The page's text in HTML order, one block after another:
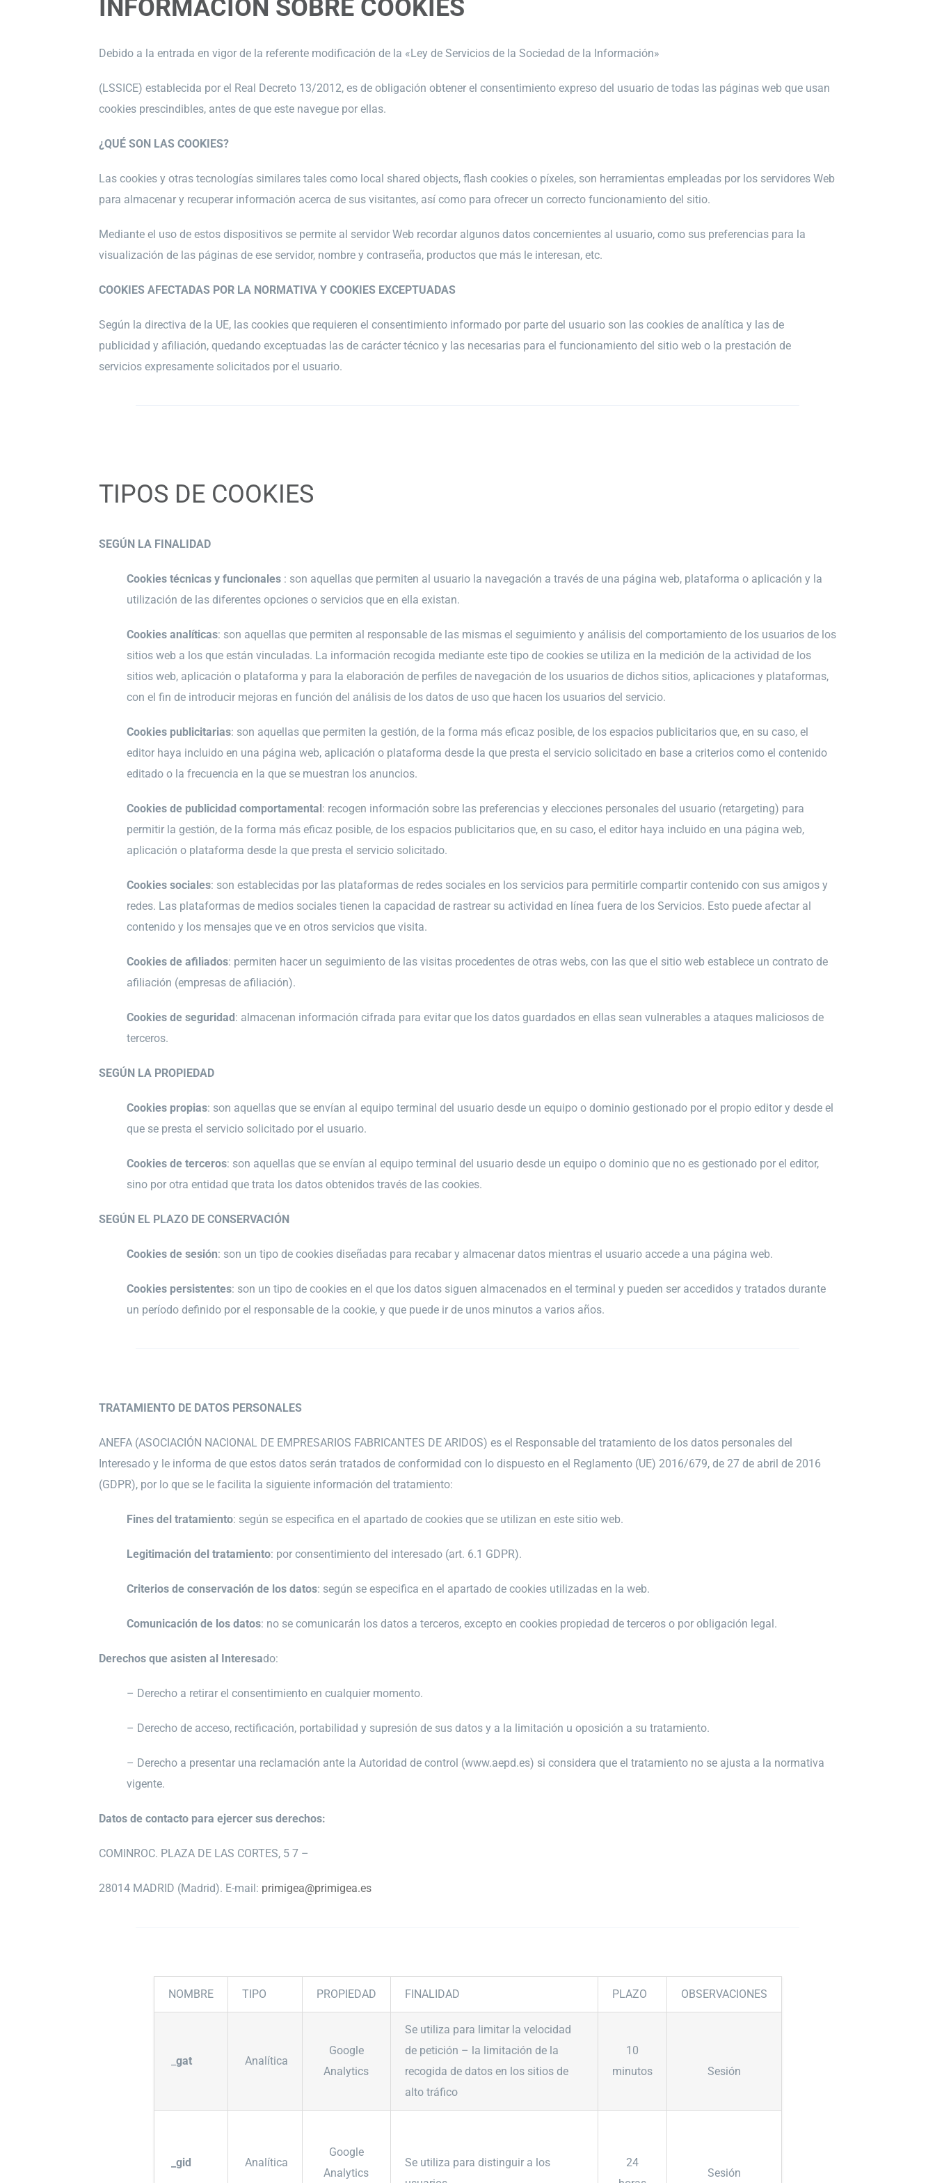
INFORMACIÓN SOBRE COOKIES
Debido a la entrada en vigor de la referente modificación de la «Ley de Servicios de la Sociedad de la Información»
(LSSICE) establecida por el Real Decreto 13/2012, es de obligación obtener el consentimiento expreso del usuario de todas las páginas web que usan
cookies prescindibles, antes de que este navegue por ellas.
¿QUÉ SON LAS COOKIES?
Las cookies y otras tecnologías similares tales como local shared objects, flash cookies o píxeles, son herramientas empleadas por los servidores Web
para almacenar y recuperar información acerca de sus visitantes, así como para ofrecer un correcto funcionamiento del sitio.
Mediante el uso de estos dispositivos se permite al servidor Web recordar algunos datos concernientes al usuario, como sus preferencias para la
visualización de las páginas de ese servidor, nombre y contraseña, productos que más le interesan, etc.
COOKIES AFECTADAS POR LA NORMATIVA Y COOKIES EXCEPTUADAS
Según la directiva de la UE, las cookies que requieren el consentimiento informado por parte del usuario son las cookies de analítica y las de
publicidad y afiliación, quedando exceptuadas las de carácter técnico y las necesarias para el funcionamiento del sitio web o la prestación de
servicios expresamente solicitados por el usuario.
TIPOS DE COOKIES
SEGÚN LA FINALIDAD
Cookies técnicas y funcionales : son aquellas que permiten al usuario la navegación a través de una página web, plataforma o aplicación y la
utilización de las diferentes opciones o servicios que en ella existan.
Cookies analíticas: son aquellas que permiten al responsable de las mismas el seguimiento y análisis del comportamiento de los usuarios de los
sitios web a los que están vinculadas. La información recogida mediante este tipo de cookies se utiliza en la medición de la actividad de los
sitios web, aplicación o plataforma y para la elaboración de perfiles de navegación de los usuarios de dichos sitios, aplicaciones y plataformas,
con el fin de introducir mejoras en función del análisis de los datos de uso que hacen los usuarios del servicio.
Cookies publicitarias: son aquellas que permiten la gestión, de la forma más eficaz posible, de los espacios publicitarios que, en su caso, el
editor haya incluido en una página web, aplicación o plataforma desde la que presta el servicio solicitado en base a criterios como el contenido
editado o la frecuencia en la que se muestran los anuncios.
Cookies de publicidad comportamental: recogen información sobre las preferencias y elecciones personales del usuario (retargeting) para
permitir la gestión, de la forma más eficaz posible, de los espacios publicitarios que, en su caso, el editor haya incluido en una página web,
aplicación o plataforma desde la que presta el servicio solicitado.
Cookies sociales: son establecidas por las plataformas de redes sociales en los servicios para permitirle compartir contenido con sus amigos y
redes. Las plataformas de medios sociales tienen la capacidad de rastrear su actividad en línea fuera de los Servicios. Esto puede afectar al
contenido y los mensajes que ve en otros servicios que visita.
Cookies de afiliados: permiten hacer un seguimiento de las visitas procedentes de otras webs, con las que el sitio web establece un contrato de
afiliación (empresas de afiliación).
Cookies de seguridad: almacenan información cifrada para evitar que los datos guardados en ellas sean vulnerables a ataques maliciosos de
terceros.
SEGÚN LA PROPIEDAD
Cookies propias: son aquellas que se envían al equipo terminal del usuario desde un equipo o dominio gestionado por el propio editor y desde el
que se presta el servicio solicitado por el usuario.
Cookies de terceros: son aquellas que se envían al equipo terminal del usuario desde un equipo o dominio que no es gestionado por el editor,
sino por otra entidad que trata los datos obtenidos través de las cookies.
SEGÚN EL PLAZO DE CONSERVACIÓN
Cookies de sesión: son un tipo de cookies diseñadas para recabar y almacenar datos mientras el usuario accede a una página web.
Cookies persistentes: son un tipo de cookies en el que los datos siguen almacenados en el terminal y pueden ser accedidos y tratados durante
un período definido por el responsable de la cookie, y que puede ir de unos minutos a varios años.
TRATAMIENTO DE DATOS PERSONALES
ANEFA (ASOCIACIÓN NACIONAL DE EMPRESARIOS FABRICANTES DE ARIDOS) es el Responsable del tratamiento de los datos personales del
Interesado y le informa de que estos datos serán tratados de conformidad con lo dispuesto en el Reglamento (UE) 2016/679, de 27 de abril de 2016
(GDPR), por lo que se le facilita la siguiente información del tratamiento:
Fines del tratamiento: según se especifica en el apartado de cookies que se utilizan en este sitio web.
Legitimación del tratamiento: por consentimiento del interesado (art. 6.1 GDPR).
Criterios de conservación de los datos: según se especifica en el apartado de cookies utilizadas en la web.
Comunicación de los datos: no se comunicarán los datos a terceros, excepto en cookies propiedad de terceros o por obligación legal.
Derechos que asisten al Interesado:
– Derecho a retirar el consentimiento en cualquier momento.
– Derecho de acceso, rectificación, portabilidad y supresión de sus datos y a la limitación u oposición a su tratamiento.
– Derecho a presentar una reclamación ante la Autoridad de control (www.aepd.es) si considera que el tratamiento no se ajusta a la normativa
vigente.
Datos de contacto para ejercer sus derechos:
COMINROC. PLAZA DE LAS CORTES, 5 7 –
28014 MADRID (Madrid). E-mail: primigea@primigea.es
NOMBRE TIPO PROPIEDAD FINALIDAD PLAZO OBSERVACIONES
gat Analítica
Google
Analytics
Se utiliza para limitar la velocidad
de petición – la limitación de la
recogida de datos en los sitios de
alto tráfico
10
minutos
Sesión
_gid Analítica
Google
Analytics
Se utiliza para distinguir a los
24
Sesión